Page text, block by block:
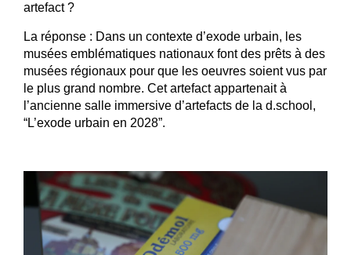
artefact ?
La réponse : Dans un contexte d’exode urbain, les
musées emblématiques nationaux font des prêts à des
musées régionaux pour que les oeuvres soient vus par
le plus grand nombre. Cet artefact appartenait à
l’ancienne salle immersive d’artefacts de la d.school,
“L’exode urbain en 2028”.